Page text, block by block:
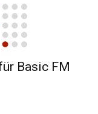
Basic FM